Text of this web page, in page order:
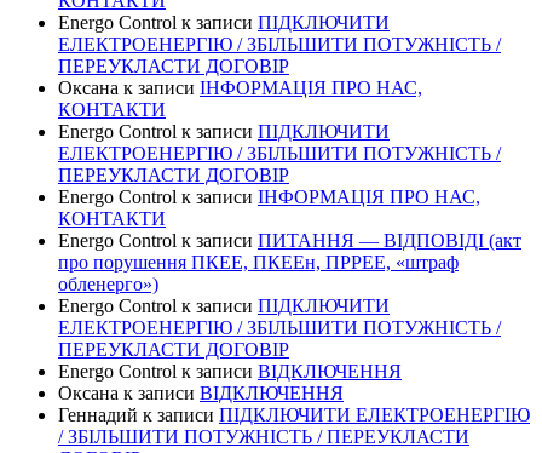
Energo Control к записи ПІДКЛЮЧИТИ
ЕЛЕКТРОЕНЕРГІЮ / ЗБІЛЬШИТИ ПОТУЖНІСТЬ /
ПЕРЕУКЛАСТИ ДОГОВІР
Оксана к записи ІНФОРМАЦІЯ ПРО НАС,
КОНТАКТИ
Energo Control к записи ПІДКЛЮЧИТИ
ЕЛЕКТРОЕНЕРГІЮ / ЗБІЛЬШИТИ ПОТУЖНІСТЬ /
ПЕРЕУКЛАСТИ ДОГОВІР
Energo Control к записи ІНФОРМАЦІЯ ПРО НАС,
КОНТАКТИ
Energo Control к записи ПИТАННЯ — ВІДПОВІДІ (акт
про порушення ПКЕЕ, ПКЕЕн, ПРРЕЕ, «штраф
обленерго»)
Energo Control к записи ПІДКЛЮЧИТИ
ЕЛЕКТРОЕНЕРГІЮ / ЗБІЛЬШИТИ ПОТУЖНІСТЬ /
ПЕРЕУКЛАСТИ ДОГОВІР
Energo Control к записи ВІДКЛЮЧЕННЯ
Оксана к записи ВІДКЛЮЧЕННЯ
Геннадий к записи ПІДКЛЮЧИТИ ЕЛЕКТРОЕНЕРГІЮ
/ ЗБІЛЬШИТИ ПОТУЖНІСТЬ / ПЕРЕУКЛАСТИ